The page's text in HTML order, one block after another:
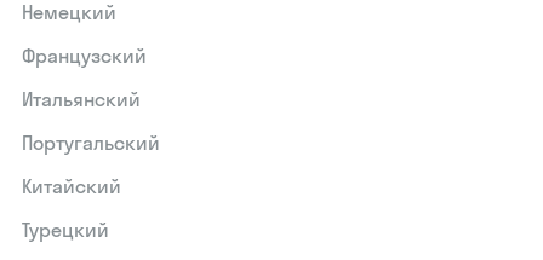
Немецкий
Французский
Итальянский
Португальский
Китайский
Турецкий